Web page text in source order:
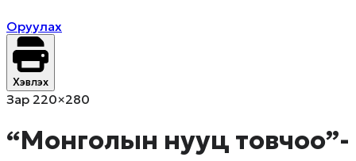
Оруулах
Хэвлэх
Зар 220×280
​“Монголын нууц товчоо”-